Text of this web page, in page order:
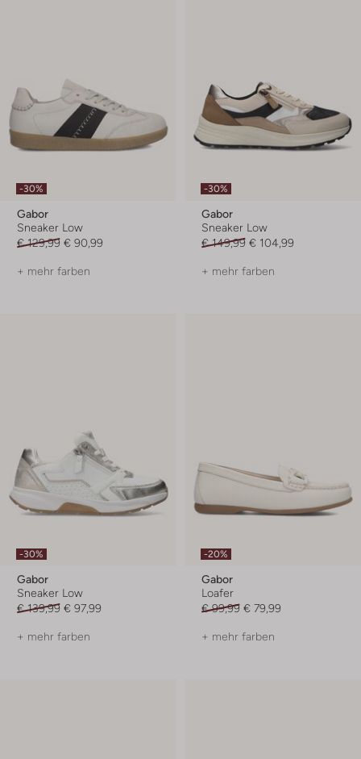
-30%
Gabor
Sneaker Low
€ 129,99 € 90,99
+ mehr farben
-30%
Gabor
Sneaker Low
€ 149,99 € 104,99
+ mehr farben
-30%
Gabor
Sneaker Low
€ 139,99 € 97,99
+ mehr farben
-20%
Gabor
Loafer
€ 99,99 € 79,99
+ mehr farben